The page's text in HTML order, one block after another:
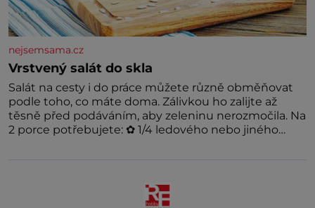
nejsemsama.cz
Vrstvený salát do skla
Salát na cesty i do práce můžete různě obměňovat
podle toho, co máte doma. Zálivkou ho zalijte až
těsně před podáváním, aby zeleninu nerozmočila. Na
2 porce potřebujete: ✿ 1/4 ledového nebo jiného